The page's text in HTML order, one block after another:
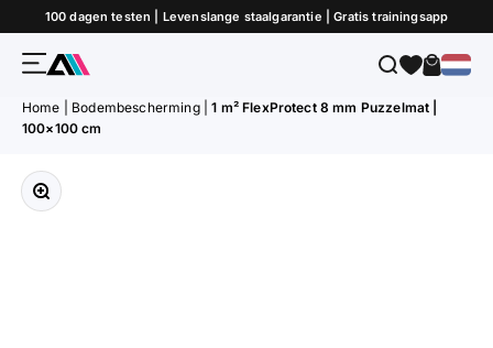
Naar inhoud
100 dagen testen | Levenslange staalgarantie | Gratis trainingsapp
MenuATLETICA Zoeken
Home Bodembescherming
1 m² FlexProtect 8 mm Puzzelmat |
100×100 cm
Afbeelding vergroten